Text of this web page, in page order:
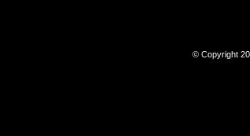
© Copyright